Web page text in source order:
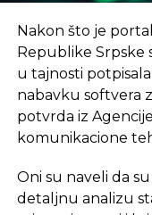
početi sprovoditi
intenzivno traje
program za
Dragović.
Vlada Srpske je
tehnološki razvoj.
eKapija
Nakon što je
Republike Srpske
u tajnosti
nabavku softvera
potvrda iz
komunikacione
Oni su naveli da
detaljnu analizu